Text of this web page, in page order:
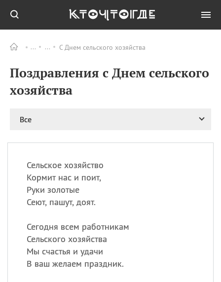
С Днем сельского хозяйства
Поздравления с Днем сельского
хозяйства
Все
Сельское хозяйство
Кормит нас и поит,
Руки золотые
Сеют, пашут, доят.
Сегодня всем работникам
Сельского хозяйства
Мы счастья и удачи
В ваш желаем праздник.
ПРАЗДНИКИ
09.08 День памяти жертв
день
Сегодня празднуют именины
Сергей